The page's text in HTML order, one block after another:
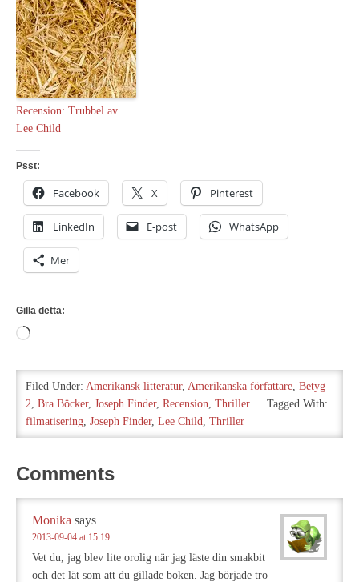
Recension: Trubbel av
Lee Child
Psst:
Facebook X Pinterest
LinkedIn E-post WhatsApp
Mer
Gilla detta:
Laddar
…
Filed Under: Amerikansk litteratur, Amerikanska författare, Betyg
2, Bra Böcker, Joseph Finder, Recension, Thriller
Tagged With:
filmatisering, Joseph Finder, Lee Child, Thriller
Comments
Monika says
2013-09-04 at 15:19
Vet du, jag blev lite orolig när jag läste din smakbit
och det lät som att du gillade boken. Jag började tro